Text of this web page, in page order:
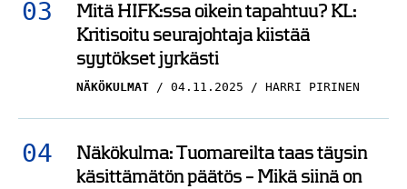
Mitä HIFK:ssa oikein tapahtuu? KL:
Kritisoitu seurajohtaja kiistää
syytökset jyrkästi
NÄKÖKULMAT 04.11.2025 HARRI PIRINEN
Näkökulma: Tuomareilta taas täysin
käsittämätön päätös – Mikä siinä on